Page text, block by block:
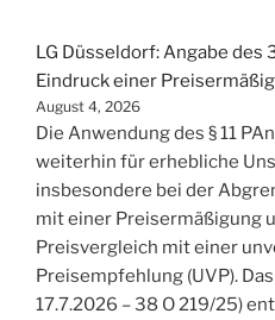
LG Düsseldorf: Angabe des
Eindruck einer
August 4, 2026
Die Anwendung des § 11
weiterhin für erhebliche
insbesondere bei der
mit einer Preisermäßigung
Preisvergleich mit einer
Preisempfehlung (UVP).
17.7.2026 – 38 O 219/25)